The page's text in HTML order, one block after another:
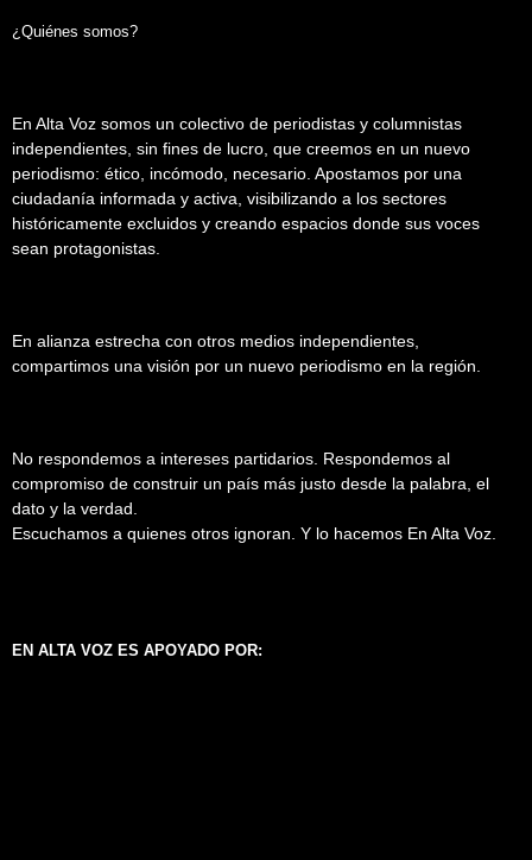
¿Quiénes somos?
En Alta Voz somos un colectivo de periodistas y columnistas
independientes, sin fines de lucro, que creemos en un nuevo
periodismo: ético, incómodo, necesario. Apostamos por una
ciudadanía informada y activa, visibilizando a los sectores
históricamente excluidos y creando espacios donde sus voces
sean protagonistas.
En alianza estrecha con otros medios independientes,
compartimos una visión por un nuevo periodismo en la región.
No respondemos a intereses partidarios. Respondemos al
compromiso de construir un país más justo desde la palabra, el
dato y la verdad.
Escuchamos a quienes otros ignoran. Y lo hacemos En Alta Voz.
EN ALTA VOZ ES APOYADO POR: